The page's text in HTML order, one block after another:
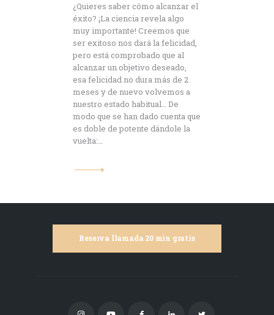
¿Quieres saber cómo alcanzar el
éxito? ¡La ciencia revela algo
muy importante! Creemos que
ser exitoso nos dará la felicidad,
pero está comprobado que al
alcanzar un objetivo deseado,
esa felicidad no dura más de 2
meses y de nuevo volvemos a
nuestro estado habitual… De
modo que se han dado cuenta que
es doble de potente dándole la
vuelta:…
Reserva llamada 20 min gratis